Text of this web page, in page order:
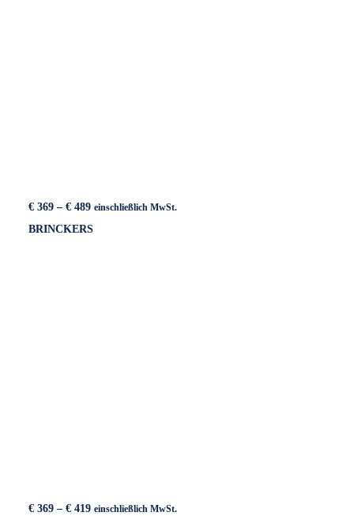
€ 369 – € 489Preisspanne:
bis
einschließlich MwSt.
BRINCKERS
€ 369 – € 419Preisspanne:
einschließlich MwSt.